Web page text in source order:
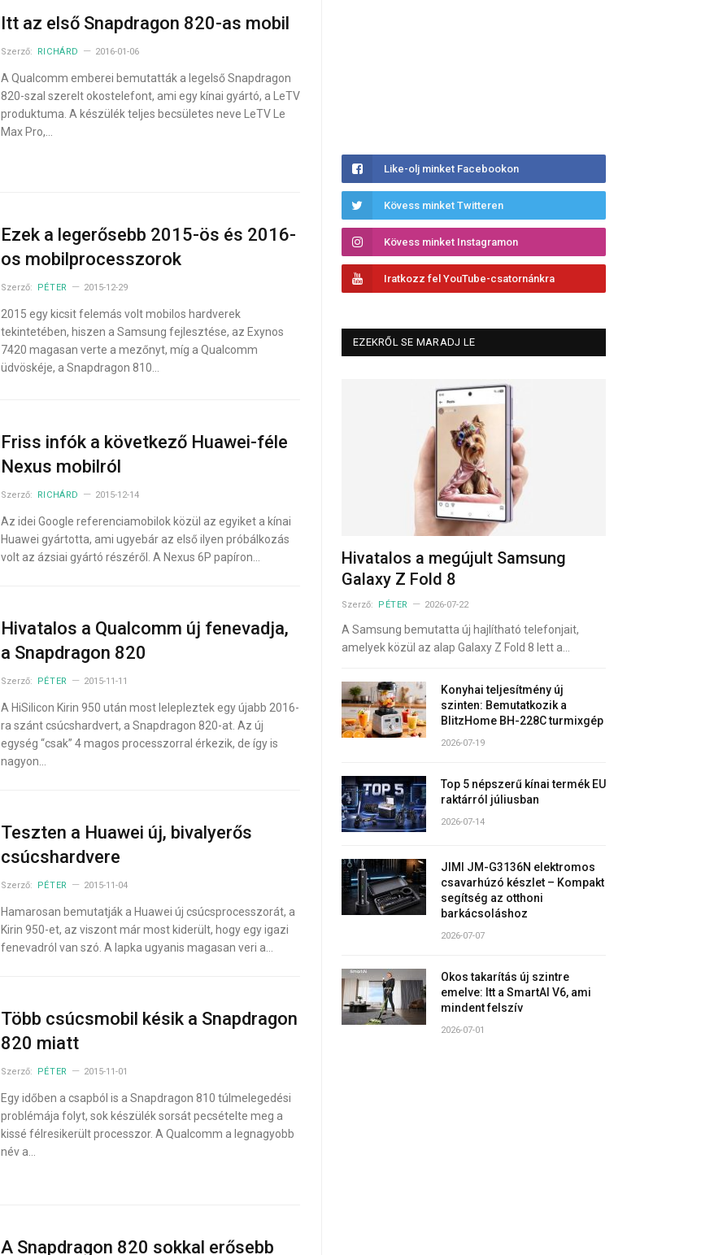
Itt az első Snapdragon 820-as mobil
Szerző: RICHÁRD 2016-01-06
A Qualcomm emberei bemutatták a legelső Snapdragon
820-szal szerelt okostelefont, ami egy kínai gyártó, a LeTV
produktuma. A készülék teljes becsületes neve LeTV Le
Max Pro,…
Ezek a legerősebb 2015-ös és 2016-
os mobilprocesszorok
Szerző: PÉTER 2015-12-29
2015 egy kicsit felemás volt mobilos hardverek
tekintetében, hiszen a Samsung fejlesztése, az Exynos
7420 magasan verte a mezőnyt, míg a Qualcomm
üdvöskéje, a Snapdragon 810…
Friss infók a következő Huawei-féle
Nexus mobilról
Szerző: RICHÁRD 2015-12-14
Az idei Google referenciamobilok közül az egyiket a kínai
Huawei gyártotta, ami ugyebár az első ilyen próbálkozás
volt az ázsiai gyártó részéről. A Nexus 6P papíron…
Hivatalos a Qualcomm új fenevadja,
a Snapdragon 820
Szerző: PÉTER 2015-11-11
A HiSilicon Kirin 950 után most lelepleztek egy újabb 2016-
ra szánt csúcshardvert, a Snapdragon 820-at. Az új
egység “csak” 4 magos processzorral érkezik, de így is
nagyon…
Teszten a Huawei új, bivalyerős
csúcshardvere
Szerző: PÉTER 2015-11-04
Hamarosan bemutatják a Huawei új csúcsprocesszorát, a
Kirin 950-et, az viszont már most kiderült, hogy egy igazi
fenevadról van szó. A lapka ugyanis magasan veri a…
Több csúcsmobil késik a Snapdragon
820 miatt
Szerző: PÉTER 2015-11-01
Egy időben a csapból is a Snapdragon 810 túlmelegedési
problémája folyt, sok készülék sorsát pecsételte meg a
kissé félresikerült processzor. A Qualcomm a legnagyobb
név a…
A Snapdragon 820 sokkal erősebb
Like-olj minket Facebookon
Kövess minket Twitteren
Kövess minket Instagramon
Iratkozz fel YouTube-csatornánkra
EZEKRŐL SE MARADJ LE
Hivatalos a megújult Samsung
Galaxy Z Fold 8
Szerző: PÉTER 2026-07-22
A Samsung bemutatta új hajlítható telefonjait,
amelyek közül az alap Galaxy Z Fold 8 lett a…
Konyhai teljesítmény új
szinten: Bemutatkozik a
BlitzHome BH-228C turmixgép
2026-07-19
Top 5 népszerű kínai termék EU
raktárról júliusban
2026-07-14
JIMI JM-G3136N elektromos
csavarhúzó készlet – Kompakt
segítség az otthoni
barkácsoláshoz
2026-07-07
Okos takarítás új szintre
emelve: Itt a SmartAI V6, ami
mindent felszív
2026-07-01